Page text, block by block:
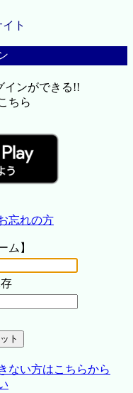
ト
インができる!!
ちら
忘れの方
ム】
ない方はこちらから